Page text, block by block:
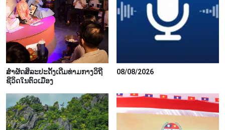
ສຳຜັດສິລະປະດັ້ງເດີມທ່າມກາງວິຖີ
ຊີວິດໃນຕົວເມືອງ
08/08/2026